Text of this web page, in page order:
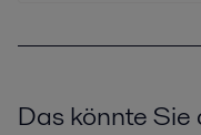
Das könnte